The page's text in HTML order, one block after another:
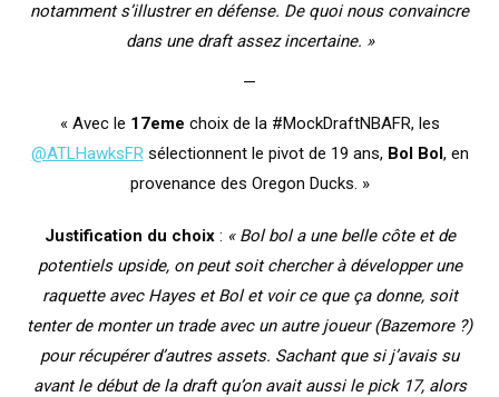
notamment s’illustrer en défense. De quoi nous convaincre
dans une draft assez incertaine. »
—
« Avec le 17eme choix de la #MockDraftNBAFR, les
@ATLHawksFRsélectionnent le pivot de 19 ans, Bol Bol, en
provenance des Oregon Ducks. »
Justification du choix: « Bol bol a une belle côte et de
potentiels upside, on peut soit chercher à développer une
raquette avec Hayes et Bol et voir ce que ça donne, soit
tenter de monter un trade avec un autre joueur (Bazemore ?)
pour récupérer d’autres assets. Sachant que si j’avais su
avant le début de la draft qu’on avait aussi le pick 17, alors